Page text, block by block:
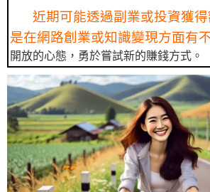
近期可能透過副業或投資獲
是在網路創業或知識變現方面有
開放的心態，勇於嘗試新的賺錢方式。